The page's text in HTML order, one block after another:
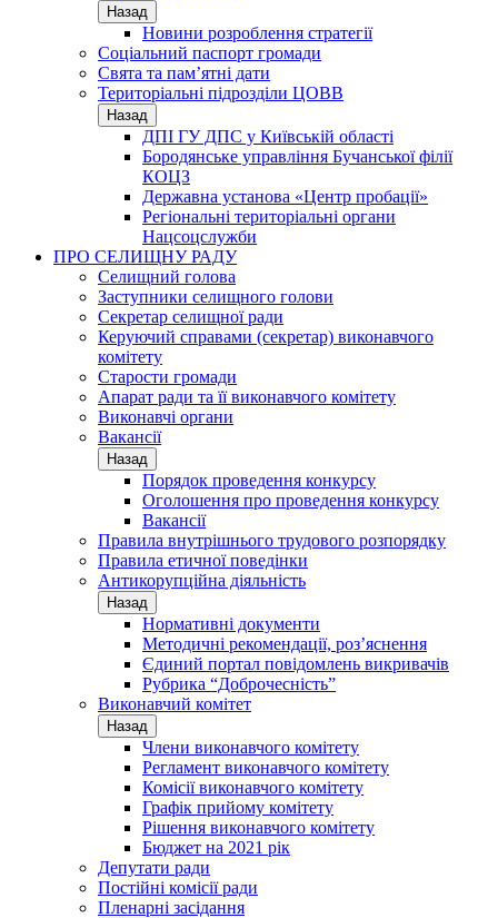
Назад
Новини розроблення стратегії
Соціальний паспорт громади
Свята та пам’ятні дати
Територіальні підрозділи ЦОВВ
Назад
ДПІ ГУ ДПС у Київській області
Бородянське управління Бучанської філії
КОЦЗ
Державна установа «Центр пробації»
Регіональні територіальні органи
Нацсоцслужби
ПРО СЕЛИЩНУ РАДУ
Селищний голова
Заступники селищного голови
Секретар селищної ради
Керуючий справами (секретар) виконавчого
комітету
Старости громади
Апарат ради та її виконавчого комітету
Виконавчі органи
Вакансії
Назад
Порядок проведення конкурсу
Оголошення про проведення конкурсу
Вакансії
Правила внутрішнього трудового розпорядку
Правила етичної поведінки
Антикорупційна діяльність
Назад
Нормативні документи
Методичні рекомендації, роз’яснення
Єдиний портал повідомлень викривачів
Рубрика “Доброчесність”
Виконавчий комітет
Назад
Члени виконавчого комітету
Регламент виконавчого комітету
Комісії виконавчого комітету
Графік прийому комітету
Рішення виконавчого комітету
Бюджет на 2021 рік
Депутати ради
Постійні комісії ради
Пленарні засідання